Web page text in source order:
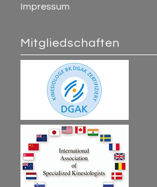
Impressum
Mitgliedschaften